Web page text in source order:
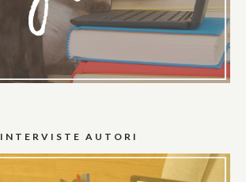
INTERVISTE AUTORI